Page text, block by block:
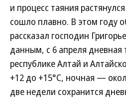
и процесс таяния
сошло плавно. В этом году
рассказал господин
данным, с 6 апреля дневная
республике Алтай и
+12 до +15°C, ночная —
две недели сохранится